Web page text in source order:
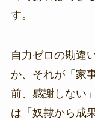
す。
自力ゼロの勘違
か、それが「家
前、感謝しない
は「奴隷から成